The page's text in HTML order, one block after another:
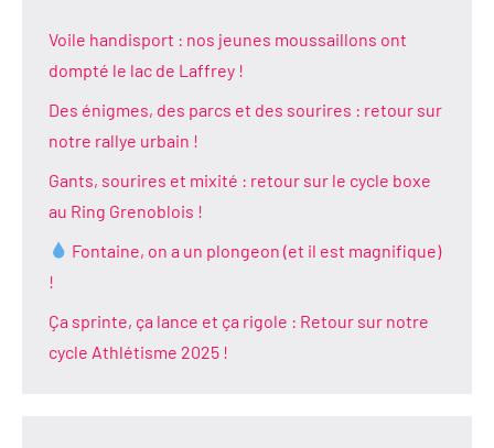
Voile handisport : nos jeunes moussaillons ont
dompté le lac de Laffrey !
Des énigmes, des parcs et des sourires : retour sur
notre rallye urbain !
Gants, sourires et mixité : retour sur le cycle boxe
au Ring Grenoblois !
Fontaine, on a un plongeon (et il est magnifique)
!
Ça sprinte, ça lance et ça rigole : Retour sur notre
cycle Athlétisme 2025 !